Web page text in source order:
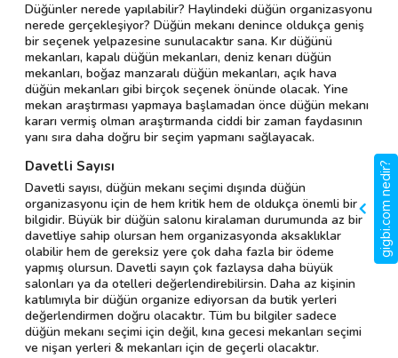
Düğünler nerede yapılabilir? Haylindeki düğün organizasyonu
nerede gerçekleşiyor? Düğün mekanı denince oldukça geniş
bir seçenek yelpazesine sunulacaktır sana. Kır düğünü
mekanları, kapalı düğün mekanları, deniz kenarı düğün
mekanları, boğaz manzaralı düğün mekanları, açık hava
düğün mekanları gibi birçok seçenek önünde olacak. Yine
mekan araştırması yapmaya başlamadan önce düğün mekanı
kararı vermiş olman araştırmanda ciddi bir zaman faydasının
yanı sıra daha doğru bir seçim yapmanı sağlayacak.
Davetli Sayısı
Davetli sayısı, düğün mekanı seçimi dışında düğün
organizasyonu için de hem kritik hem de oldukça önemli bir
bilgidir. Büyük bir düğün salonu kiralaman durumunda az bir
davetliye sahip olursan hem organizasyonda aksaklıklar
olabilir hem de gereksiz yere çok daha fazla bir ödeme
yapmış olursun. Davetli sayın çok fazlaysa daha büyük
salonları ya da otelleri değerlendirebilirsin. Daha az kişinin
katılımıyla bir düğün organize ediyorsan da butik yerleri
değerlendirmen doğru olacaktır. Tüm bu bilgiler sadece
düğün mekanı seçimi için değil, kına gecesi mekanları seçimi
ve nişan yerleri & mekanları için de geçerli olacaktır.
gigbi.com nedir?